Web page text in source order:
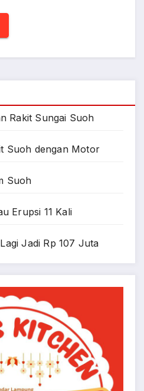
Rakit Sungai Suoh
Suoh dengan Motor
Suoh
Erupsi 11 Kali
Jadi Rp 107 Juta